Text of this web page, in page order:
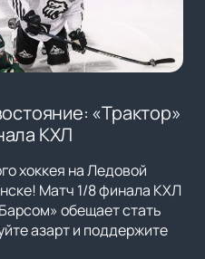
«Трактор»
КХЛ
хоккея на Ледовой
Матч 1/8 финала КХЛ
обещает стать
азарт и поддержите